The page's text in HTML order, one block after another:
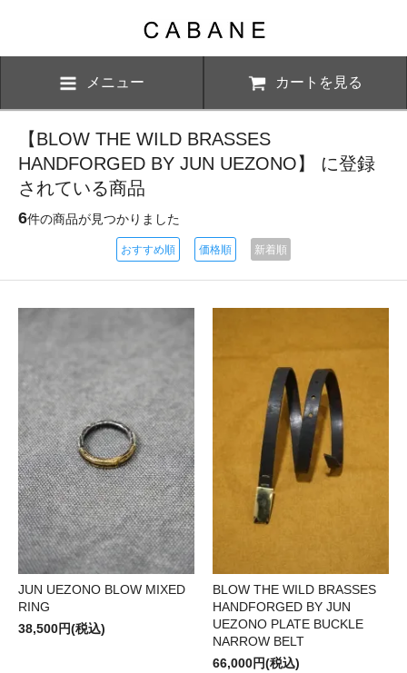
メニュー カートを見る
【BLOW THE WILD BRASSES
HANDFORGED BY JUN UEZONO】 に登録
されている商品
6件の商品が見つかりました
おすすめ順 価格順 新着順
JUN UEZONO BLOW MIXED
RING
38,500円(税込)
BLOW THE WILD BRASSES
HANDFORGED BY JUN
UEZONO PLATE BUCKLE
NARROW BELT
66,000円(税込)